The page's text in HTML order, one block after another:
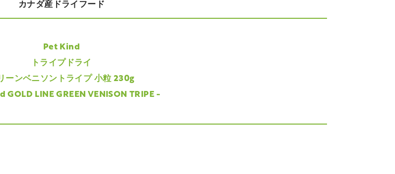
カナダ産ドライフード
Pet Kind
トライプドライ
ーンベニソントライプ 小粒 230g
GOLD LINE GREEN VENISON TRIPE -